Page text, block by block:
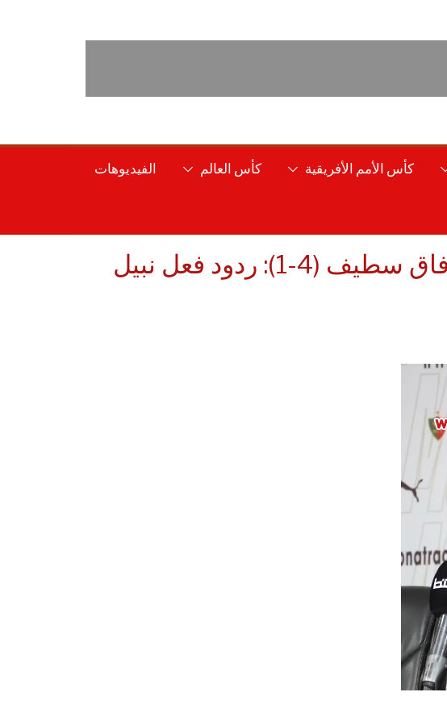
كأس الأمم الأفريقية كأس العالم الفيديوهات
الدوري الجزائري الدرجة الأولى: مولودية الجزائر – وفاق سطيف (4-1): ردود فعل نبيل